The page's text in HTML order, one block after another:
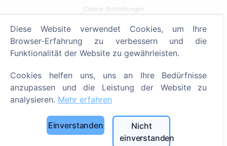
Cookie-Einstellungen
Suche
Bestattete suchen
Dienstleistungen
Kontakt
SIA "CEMETY", LV40103618951
Diese Website verwendet Cookies, um Ihre
Browser-Erfahrung zu verbessern und die
Funktionalität der Website zu gewährleisten.
Cookies helfen uns, uns an Ihre Bedürfnisse
anzupassen und die Leistung der Website zu
analysieren. Mehr erfahren
Einverstanden
Nicht
einverstanden